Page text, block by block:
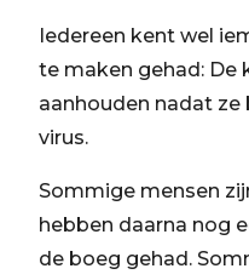
Iedereen kent wel
te maken gehad: De
aanhouden nadat
virus.
Sommige mensen
hebben daarna nog
de boeg gehad.